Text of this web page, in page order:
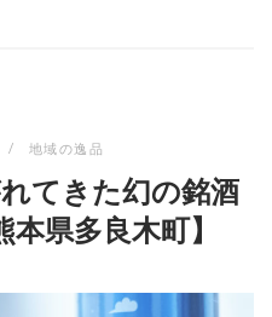
地域の逸品
てきた幻の銘酒
本県多良木町】